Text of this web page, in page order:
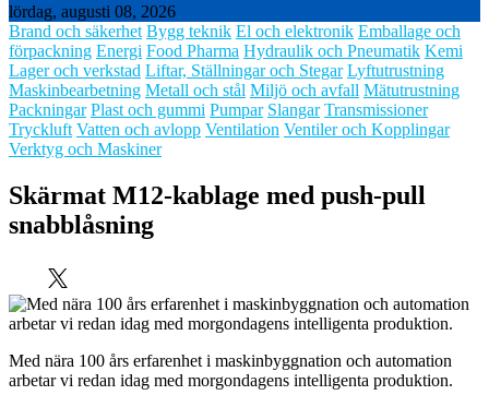
lördag, augusti 08, 2026
Brand och säkerhet Bygg teknik El och elektronik Emballage och
förpackning Energi Food Pharma Hydraulik och Pneumatik Kemi
Lager och verkstad Liftar, Ställningar och Stegar Lyftutrustning
Maskinbearbetning Metall och stål Miljö och avfall Mätutrustning
Packningar Plast och gummi Pumpar Slangar Transmissioner
Tryckluft Vatten och avlopp Ventilation Ventiler och Kopplingar
Verktyg och Maskiner
Skärmat M12-kablage med push-pull
snabblåsning
Med nära 100 års erfarenhet i maskinbyggnation och automation
arbetar vi redan idag med morgondagens intelligenta produktion.